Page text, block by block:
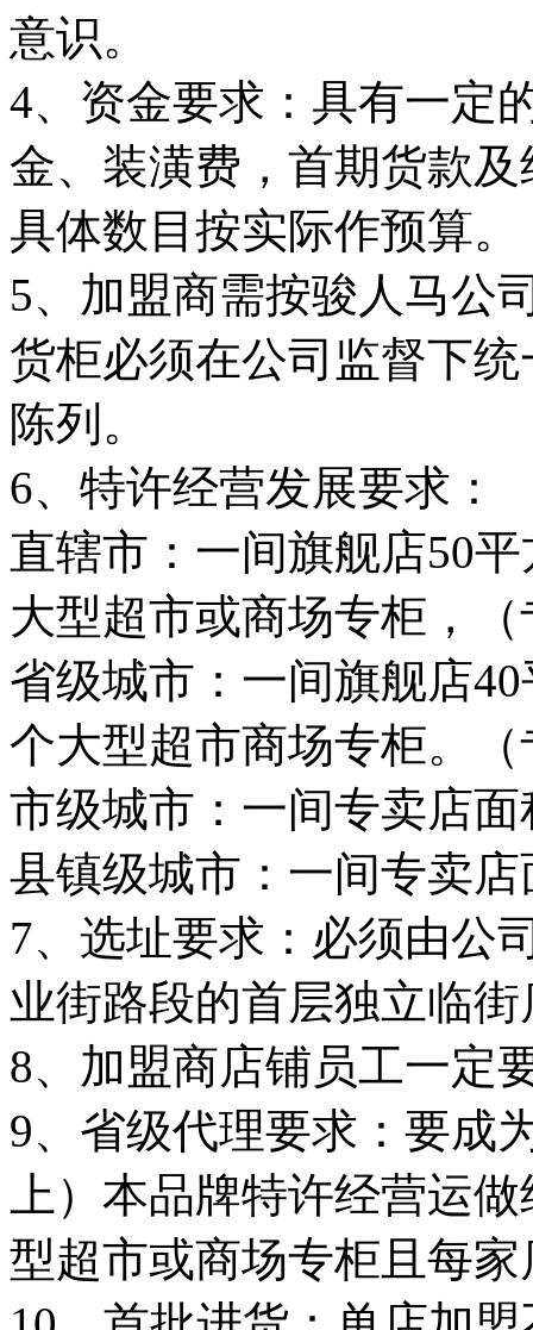
意识。
4、资金要求：具有一定
金、装潢费，首期货款
具体数目按实际作预算。
5、加盟商需按骏人马公
货柜必须在公司监督下
陈列。
6、特许经营发展要求：
直辖市：一间旗舰店50
大型超市或商场专柜，
省级城市：一间旗舰店
个大型超市商场专柜。
市级城市：一间专卖店
县镇级城市：一间专卖
7、选址要求：必须由公
业街路段的首层独立临
8、加盟商店铺员工一定
9、省级代理要求：要成
上）本品牌特许经营运
型超市或商场专柜且每